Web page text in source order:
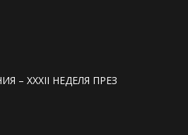
– XXXII НЕДЕЛЯ ПРЕЗ